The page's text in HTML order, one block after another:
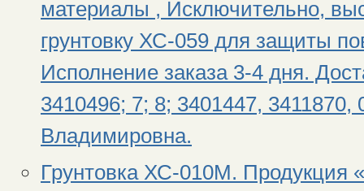
материалы , Исключительно,
грунтовку ХС-059 для защиты
Исполнение заказа 3-4 дня.
3410496; 7; 8; 3401447,
Владимировна.
Грунтовка ХС-010М. Продукция